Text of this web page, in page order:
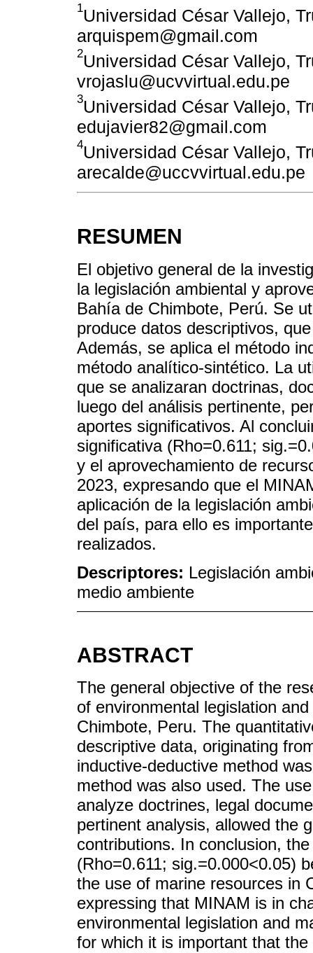
1Universidad César Vallejo,
arquispem@gmail.com
2Universidad César Vallejo,
vrojaslu@ucvvirtual.edu.pe
3Universidad César Vallejo,
edujavier82@gmail.com
4Universidad César Vallejo,
arecalde@uccvvirtual.edu.pe
RESUMEN
El objetivo general de la
la legislación ambiental y
Bahía de Chimbote, Perú. Se
produce datos descriptivos,
Además, se aplica el método
método analítico-sintético. La
que se analizaran doctrinas,
luego del análisis pertinente,
aportes significativos. Al
significativa (Rho=0.611;
y el aprovechamiento de
2023, expresando que el
aplicación de la legislación
del país, para ello es
realizados.
Descriptores: Legislación
medio ambiente
ABSTRACT
The general objective of the
of environmental legislation
Chimbote, Peru. The
descriptive data, originating
inductive-deductive method
method was also used. The
analyze doctrines, legal
pertinent analysis, allowed the
contributions. In conclusion,
(Rho=0.611; sig.=0.000<0.05)
the use of marine resources in
expressing that MINAM is in
environmental legislation and
for which it is important that